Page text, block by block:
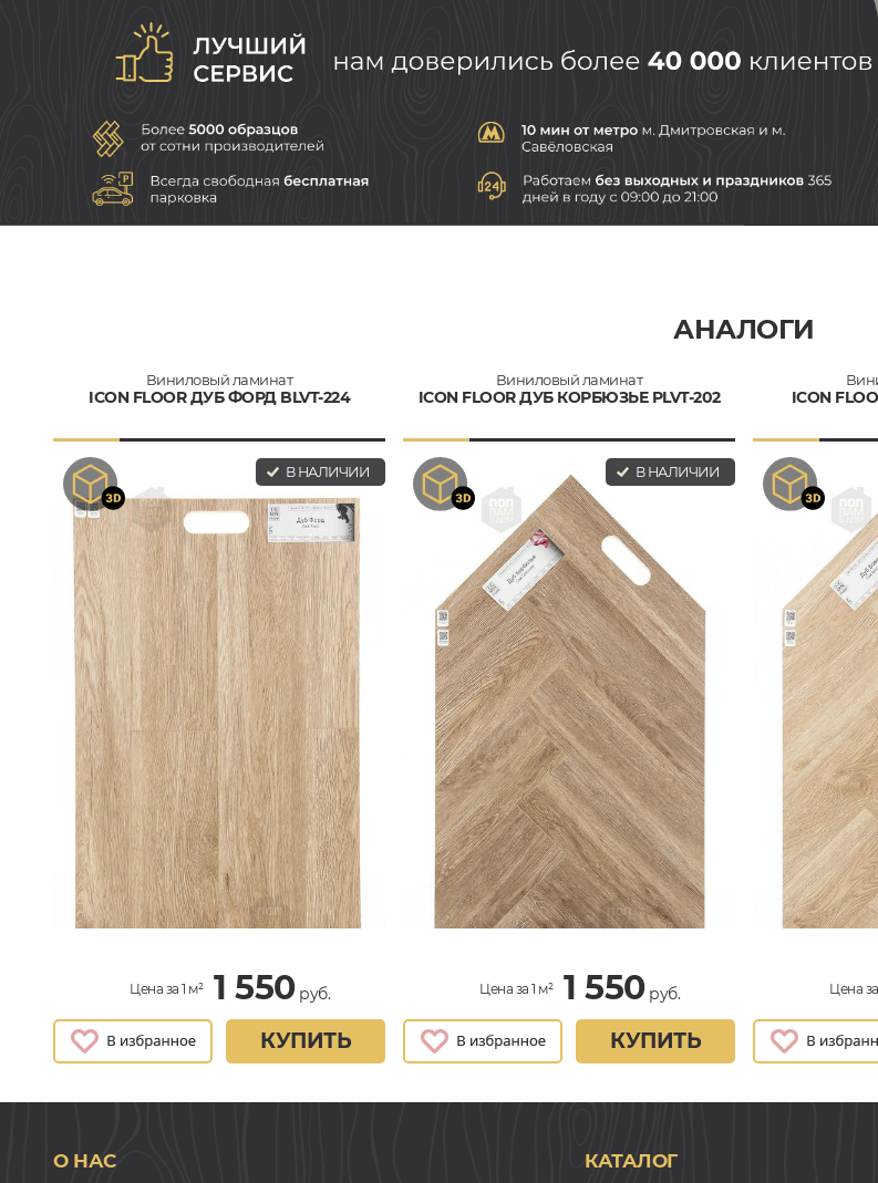
АНАЛОГИ
Виниловый ламинат
ICON FLOOR ДУБ ФОРД BLVT-224
В НАЛИЧИИ
Цена за 1 м² 1 550руб.
КУПИТЬ
Виниловый ламинат
ICON FLOOR ДУБ КОРБЮЗЬЕ PLVT-202
В НАЛИЧИИ
Цена за 1 м² 1 550руб.
КУПИТЬ
ICON
Цена за
О НАС КАТАЛОГ